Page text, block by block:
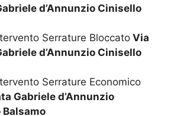
d’Annunzio Cinisello
Serrature Bloccato Via
d’Annunzio Cinisello
Serrature Economico
Gabriele d’Annunzio